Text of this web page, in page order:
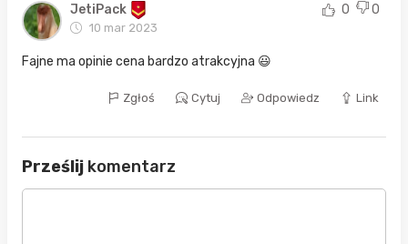
JetiPack
10 mar 2023
0 0
Fajne ma opinie cena bardzo atrakcyjna 😃
Zgłoś Cytuj Odpowiedz Link
Prześlij komentarz